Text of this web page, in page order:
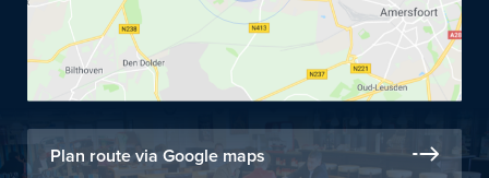
Plan route via Google maps